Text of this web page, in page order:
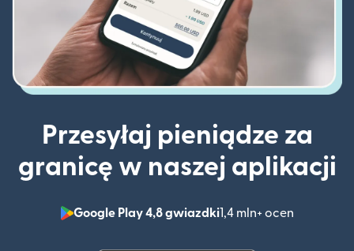
Przesyłaj pieniądze za
granicę w naszej aplikacji
Google Play 4,8 gwiazdki1,4 mln+ ocen
(otwiera